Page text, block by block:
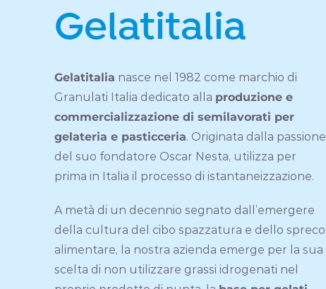
Gelatitalia
Gelatitalia nasce nel 1982 come marchio di
Granulati Italia dedicato alla produzione e
commercializzazione di semilavorati per
gelateria e pasticceria. Originata dalla passione
del suo fondatore Oscar Nesta, utilizza per
prima in Italia il processo di istantaneizzazione.
A metà di un decennio segnato dall’emergere
della cultura del cibo spazzatura e dello spreco
alimentare, la nostra azienda emerge per la sua
scelta di non utilizzare grassi idrogenati nel